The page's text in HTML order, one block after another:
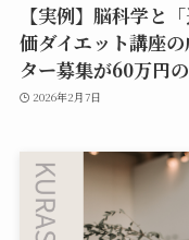
【実例】脳科学と
価ダイエット講座
ター募集が60万円
2026年2月7日